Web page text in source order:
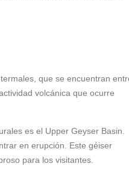
que se encuentran
volcánica que ocurre
es el Upper Geyser Basin.
en erupción. Este géiser
para los visitantes.